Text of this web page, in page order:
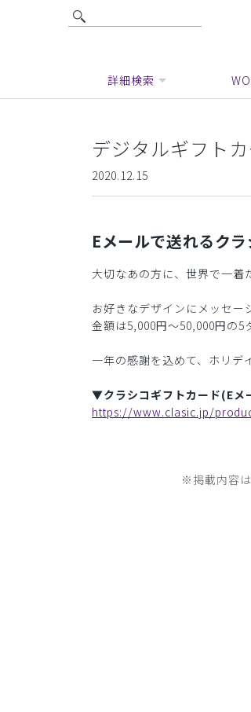
詳細検索
デジタルギフト
2020.12.15
Eメールで送れるク
大切なあの方に、世界で一着
お好きなデザインにメッセー
金額は5,000円〜50,000円の5
一年の感謝を込めて、ホリデ
▼クラシコギフトカード(Eメ
https://www.clasic.jp/
※掲載内容